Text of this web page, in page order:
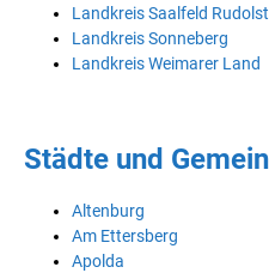
Landkreis Saalfeld
Landkreis Sonneberg
Landkreis Weimarer Land
Städte und
Altenburg
Am Ettersberg
Apolda